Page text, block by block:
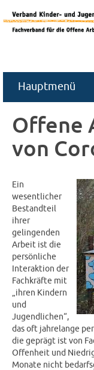
Hauptmenü
Offene
von
Ein
wesentlicher
Bestandteil
ihrer
gelingenden
Arbeit ist die
persönliche
Interaktion der
Fachkräfte mit
„ihren Kindern
und
Jugendlichen“,
das oft jahrelange
die geprägt ist von
Offenheit und
Monate nicht